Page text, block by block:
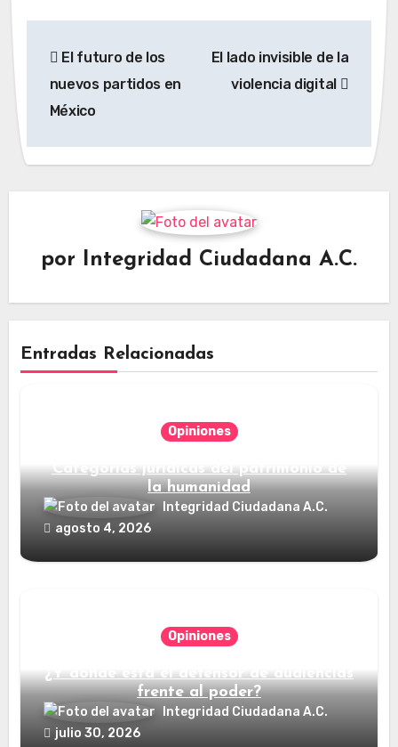
de
entradas
El futuro de los
nuevos partidos en
México
El lado invisible de la
violencia digital
por Integridad Ciudadana A.C.
Entradas Relacionadas
Opiniones
Categorías jurídicas del patrimonio de
la humanidad
Integridad Ciudadana A.C.
agosto 4, 2026
Opiniones
¿Y dónde está el defensor de audiencias
frente al poder?
Integridad Ciudadana A.C.
julio 30, 2026